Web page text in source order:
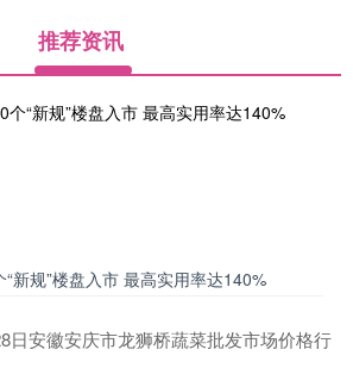
推荐资讯
新规”楼盘入市 最高实用率达140%
日安徽安庆市龙狮桥蔬菜批发市场价格行